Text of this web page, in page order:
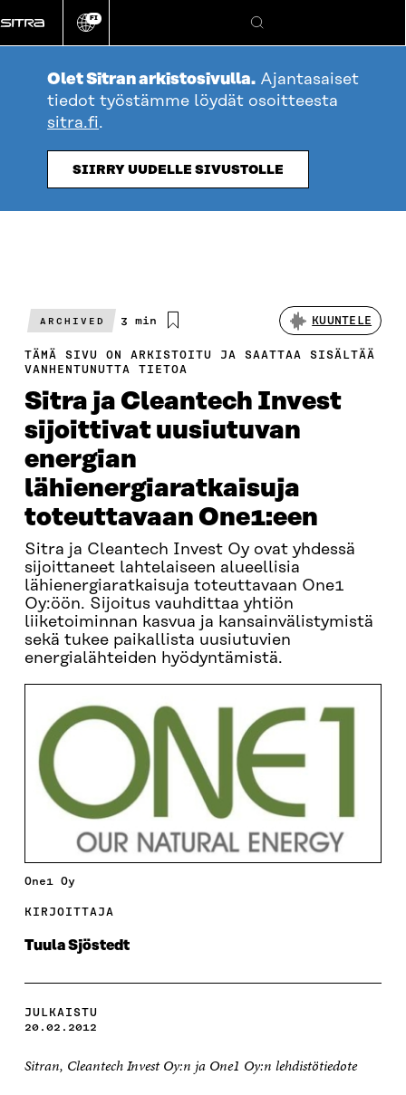
suoraan
sisältöön
Vaihda
kieli
FI
Hae
Olet Sitran arkistosivulla. Ajantasaiset
tiedot työstämme löydät osoitteesta
sitra.fi.
SIIRRY UUDELLE SIVUSTOLLE
ARCHIVED
Arvioitu
3 min KUUNTELE
TÄMÄ SIVU ON ARKISTOITU JA SAATTAA SISÄLTÄÄ
VANHENTUNUTTA TIETOA
Sitra ja Cleantech Invest
sijoittivat uusiutuvan
energian
lähienergiaratkaisuja
toteuttavaan One1:een
Sitra ja Cleantech Invest Oy ovat yhdessä
sijoittaneet lahtelaiseen alueellisia
lähienergiaratkaisuja toteuttavaan One1
Oy:öön. Sijoitus vauhdittaa yhtiön
liiketoiminnan kasvua ja kansainvälistymistä
sekä tukee paikallista uusiutuvien
energialähteiden hyödyntämistä.
One1 Oy
KIRJOITTAJA
Tuula Sjöstedt
JULKAISTU
20.02.2012
Sitran, Cleantech Invest Oy:n ja One1 Oy:n lehdistötiedote